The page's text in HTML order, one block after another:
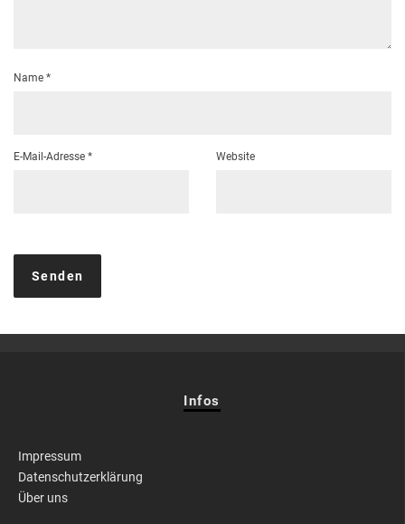
Name *
E-Mail-Adresse * Website
Infos
Impressum
Datenschutzerklärung
Über uns